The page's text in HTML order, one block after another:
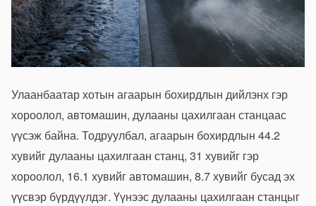
Улаанбаатар хотын агаарын бохирдлын дийлэнх гэр
хороолол, автомашин, дулааны цахилгаан станцаас
үүсэж байна. Тодруулбал, агаарын бохирдлын 44.2
хувийг дулааны цахилгаан станц, 31 хувийг гэр
хороолол, 16.1 хувийг автомашин, 8.7 хувийг бусад эх
үүсвэр бүрдүүлдэг. Үүнээс дулааны цахилгаан станцыг